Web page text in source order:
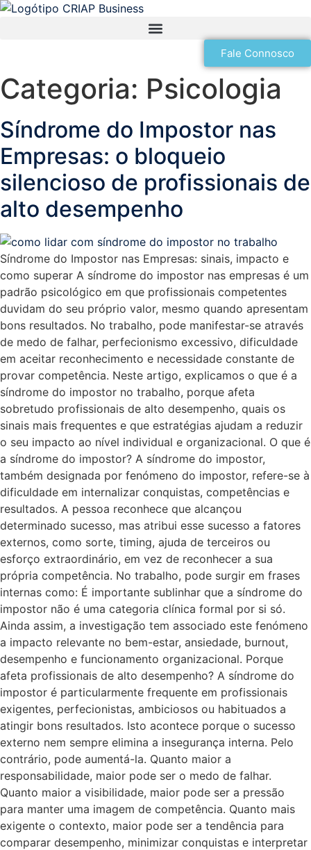
Fale Connosco
Categoria: Psicologia
Síndrome do Impostor nas
Empresas: o bloqueio
silencioso de profissionais de
alto desempenho
Síndrome do Impostor nas Empresas: sinais, impacto e
como superar A síndrome do impostor nas empresas é um
padrão psicológico em que profissionais competentes
duvidam do seu próprio valor, mesmo quando apresentam
bons resultados. No trabalho, pode manifestar-se através
de medo de falhar, perfecionismo excessivo, dificuldade
em aceitar reconhecimento e necessidade constante de
provar competência. Neste artigo, explicamos o que é a
síndrome do impostor no trabalho, porque afeta
sobretudo profissionais de alto desempenho, quais os
sinais mais frequentes e que estratégias ajudam a reduzir
o seu impacto ao nível individual e organizacional. O que é
a síndrome do impostor? A síndrome do impostor,
também designada por fenómeno do impostor, refere-se à
dificuldade em internalizar conquistas, competências e
resultados. A pessoa reconhece que alcançou
determinado sucesso, mas atribui esse sucesso a fatores
externos, como sorte, timing, ajuda de terceiros ou
esforço extraordinário, em vez de reconhecer a sua
própria competência. No trabalho, pode surgir em frases
internas como: É importante sublinhar que a síndrome do
impostor não é uma categoria clínica formal por si só.
Ainda assim, a investigação tem associado este fenómeno
a impacto relevante no bem-estar, ansiedade, burnout,
desempenho e funcionamento organizacional. Porque
afeta profissionais de alto desempenho? A síndrome do
impostor é particularmente frequente em profissionais
exigentes, perfecionistas, ambiciosos ou habituados a
atingir bons resultados. Isto acontece porque o sucesso
externo nem sempre elimina a insegurança interna. Pelo
contrário, pode aumentá-la. Quanto maior a
responsabilidade, maior pode ser o medo de falhar.
Quanto maior a visibilidade, maior pode ser a pressão
para manter uma imagem de competência. Quanto mais
exigente o contexto, maior pode ser a tendência para
comparar desempenho, minimizar conquistas e interpretar